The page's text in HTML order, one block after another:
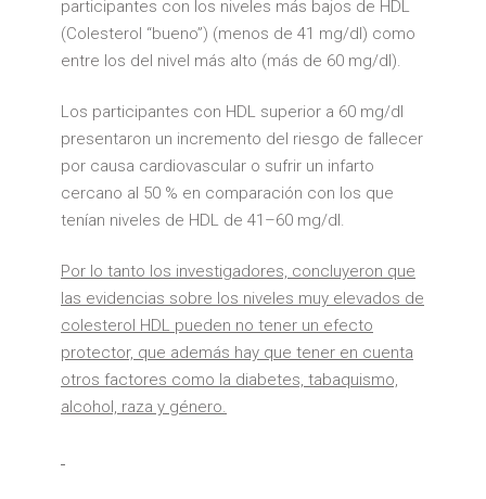
participantes con los niveles más bajos de HDL
(Colesterol “bueno”) (menos de 41 mg/dl) como
entre los del nivel más alto (más de 60 mg/dl).
Los participantes con HDL superior a 60 mg/dl
presentaron un incremento del riesgo de fallecer
por causa cardiovascular o sufrir un infarto
cercano al 50 % en comparación con los que
tenían niveles de HDL de 41–60 mg/dl.
Por lo tanto los investigadores, concluyeron que
las evidencias sobre los niveles muy elevados de
colesterol HDL pueden no tener un efecto
protector, que además hay que tener en cuenta
otros factores como la diabetes, tabaquismo,
alcohol, raza y género.